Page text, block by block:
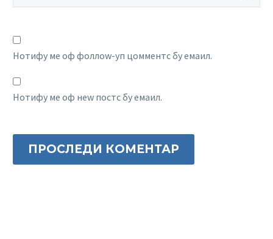
Нотифy ме оф фоллоw-уп цомментс бy емаил.
Нотифy ме оф неw постс бy емаил.
ПРОСЛЕДИ КОМЕНТАР